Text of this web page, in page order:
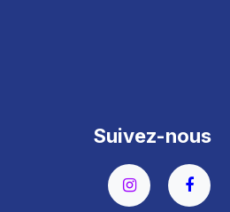
Suivez-nous